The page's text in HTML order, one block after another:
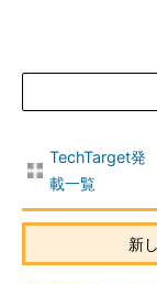
TechTarget発
載一覧
新